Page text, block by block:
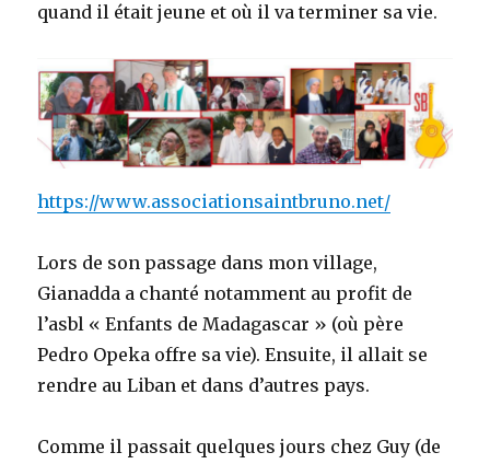
quand il était jeune et où il va terminer sa vie.
https://www.associationsaintbruno.net/
Lors de son passage dans mon village,
Gianadda a chanté notamment au profit de
l’asbl « Enfants de Madagascar » (où père
Pedro Opeka offre sa vie). Ensuite, il allait se
rendre au Liban et dans d’autres pays.
Comme il passait quelques jours chez Guy (de